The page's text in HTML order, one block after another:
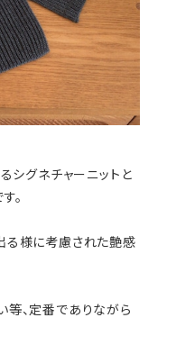
シグネチャーニットと
。
る様に考慮された艶感
等、定番でありながら